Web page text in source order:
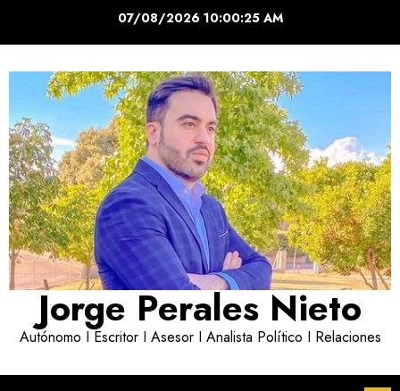
07/08/2026 10:00:26 AM
Jorge Perales Nieto
Autónomo I Escritor I Asesor I Analista Político I Relaciones